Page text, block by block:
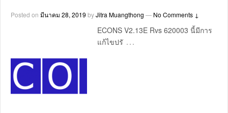
Posted on มีนาคม 28, 2019 byJitra Muangthong — No Comments ↓
ECONS V2.13E Rvs 620003 นี้มีการ
แก้ไขปรั …